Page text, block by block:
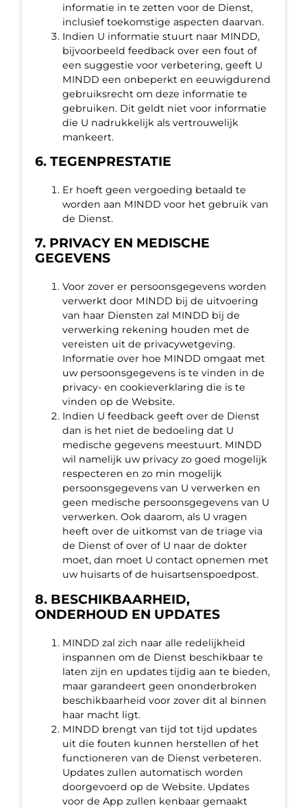
informatie in te zetten voor de Dienst,
inclusief toekomstige aspecten daarvan.
Indien U informatie stuurt naar MINDD,
bijvoorbeeld feedback over een fout of
een suggestie voor verbetering, geeft U
MINDD een onbeperkt en eeuwigdurend
gebruiksrecht om deze informatie te
gebruiken. Dit geldt niet voor informatie
die U nadrukkelijk als vertrouwelijk
mankeert.
6. TEGENPRESTATIE
Er hoeft geen vergoeding betaald te
worden aan MINDD voor het gebruik van
de Dienst.
7. PRIVACY EN MEDISCHE
GEGEVENS
Voor zover er persoonsgegevens worden
verwerkt door MINDD bij de uitvoering
van haar Diensten zal MINDD bij de
verwerking rekening houden met de
vereisten uit de privacywetgeving.
Informatie over hoe MINDD omgaat met
uw persoonsgegevens is te vinden in de
privacy- en cookieverklaring die is te
vinden op de Website.
Indien U feedback geeft over de Dienst
dan is het niet de bedoeling dat U
medische gegevens meestuurt. MINDD
wil namelijk uw privacy zo goed mogelijk
respecteren en zo min mogelijk
persoonsgegevens van U verwerken en
geen medische persoonsgegevens van U
verwerken. Ook daarom, als U vragen
heeft over de uitkomst van de triage via
de Dienst of over of U naar de dokter
moet, dan moet U contact opnemen met
uw huisarts of de huisartsenspoedpost.
8. BESCHIKBAARHEID,
ONDERHOUD EN UPDATES
MINDD zal zich naar alle redelijkheid
inspannen om de Dienst beschikbaar te
laten zijn en updates tijdig aan te bieden,
maar garandeert geen ononderbroken
beschikbaarheid voor zover dit al binnen
haar macht ligt.
MINDD brengt van tijd tot tijd updates
uit die fouten kunnen herstellen of het
functioneren van de Dienst verbeteren.
Updates zullen automatisch worden
doorgevoerd op de Website. Updates
voor de App zullen kenbaar gemaakt